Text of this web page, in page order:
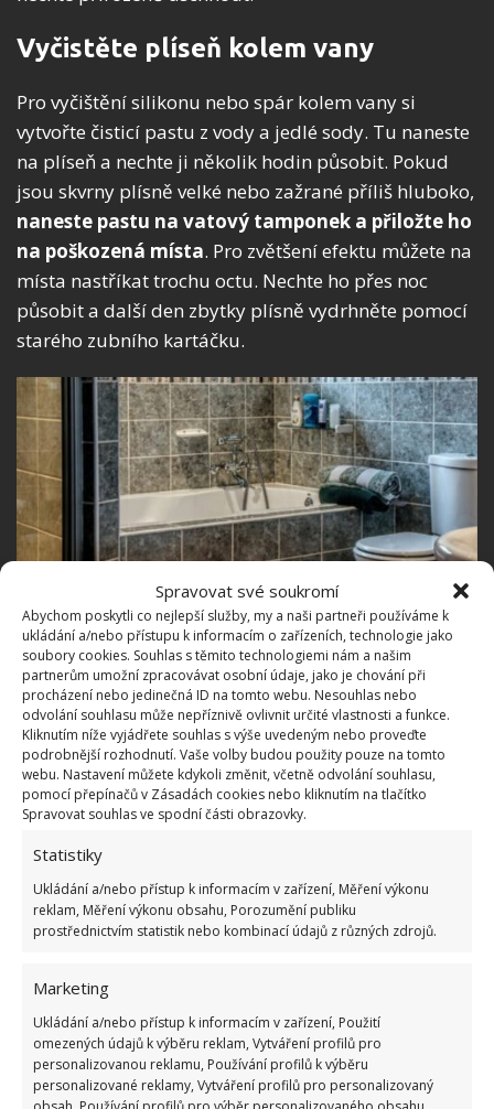
Spravovat své soukromí
Abychom poskytli co nejlepší služby, my a naši partneři používáme k
ukládání a/nebo přístupu k informacím o zařízeních, technologie jako
soubory cookies. Souhlas s těmito technologiemi nám a našim
partnerům umožní zpracovávat osobní údaje, jako je chování při
procházení nebo jedinečná ID na tomto webu. Nesouhlas nebo
odvolání souhlasu může nepříznivě ovlivnit určité vlastnosti a funkce.
Kliknutím níže vyjádřete souhlas s výše uvedeným nebo proveďte
podrobnější rozhodnutí. Vaše volby budou použity pouze na tomto
webu. Nastavení můžete kdykoli změnit, včetně odvolání souhlasu,
pomocí přepínačů v Zásadách cookies nebo kliknutím na tlačítko
Spravovat souhlas ve spodní části obrazovky.
Statistiky
Ukládání a/nebo přístup k informacím v zařízení, Měření výkonu
reklam, Měření výkonu obsahu, Porozumění publiku
prostřednictvím statistik nebo kombinací údajů z různých zdrojů.
Marketing
Ukládání a/nebo přístup k informacím v zařízení, Použití
omezených údajů k výběru reklam, Vytváření profilů pro
personalizovanou reklamu, Používání profilů k výběru
personalizované reklamy, Vytváření profilů pro personalizovaný
Vyčistěte plíseň kolem vany
Pro vyčištění silikonu nebo spár kolem vany si
vytvořte čisticí pastu z vody a jedlé sody. Tu naneste
na plíseň a nechte ji několik hodin působit. Pokud
jsou skvrny plísně velké nebo zažrané příliš hluboko,
naneste pastu na vatový tamponek a přiložte ho
na poškozená místa. Pro zvětšení efektu můžete na
místa nastříkat trochu octu. Nechte ho přes noc
působit a další den zbytky plísně vydrhněte pomocí
starého zubního kartáčku.
Fotografie: Pixabay
Udržte svou koupelnu čistou
Předejít vzniku plísní i dalším problémům můžete
tím, že budete dodržovat jednoduchá pravidla.
Vlivem příliš velké vlhkosti a horkých par jsou v
Pravidelně proto koupelnu umývejte,
dostatečně často a pravidelně větrejte , měňte
ručníky a perte podložky, kde by se veškerá špína a
ovlivňovat nejen kvalitu vaší hygieny, ale i vaše
zdraví.
Zdroj:Tudasfaja